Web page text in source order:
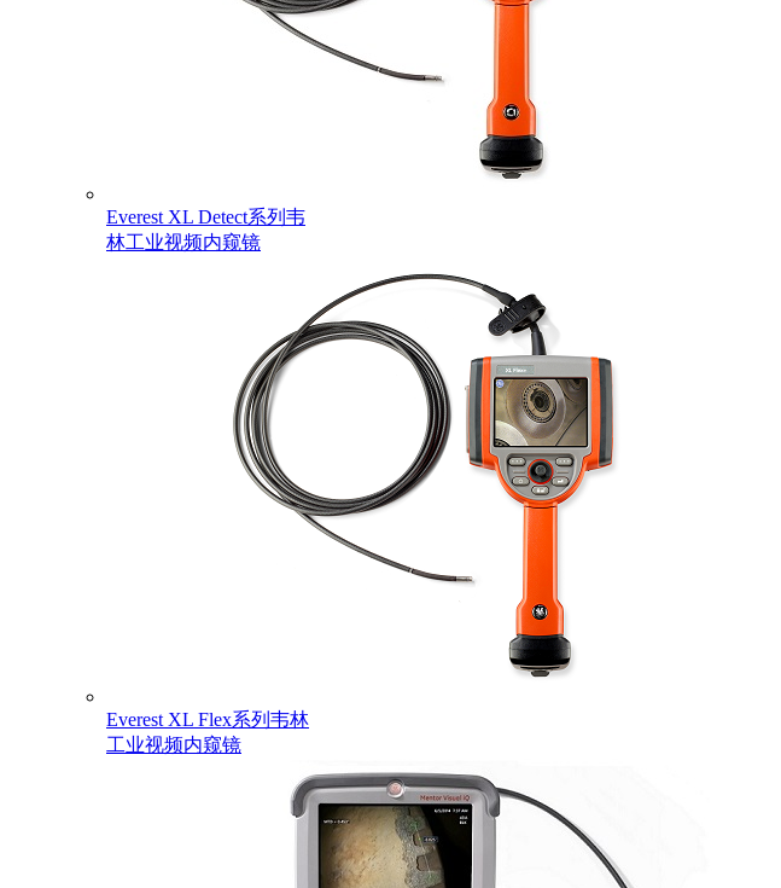
Everest XL Detect系列韦
林工业视频内窥镜
Everest XL Flex系列韦林
工业视频内窥镜